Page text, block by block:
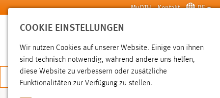
Zum Hauptinhalt springen MyOTH Kontakt DE
SUCHE
JETZT BEWERBEN
COOKIE EINSTELLUNGEN
Wir nutzen Cookies auf unserer Website. Einige von ihnen
sind technisch notwendig, während andere uns helfen,
diese Website zu verbessern oder zusätzliche
Funktionalitäten zur Verfügung zu stellen.